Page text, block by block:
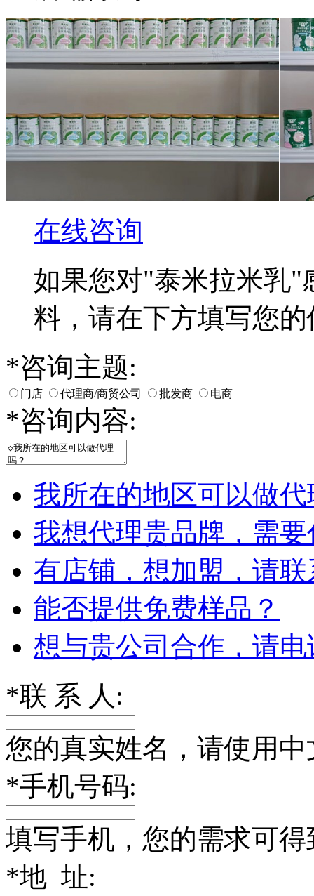
在线咨询
如果您对"泰米拉米乳"
料，请在下方填写您
*咨询主题:
门店 代理商/商贸公司 批发商 电商
*咨询内容:
我所在的地区可以做
我想代理贵品牌，需
有店铺，想加盟，请
能否提供免费样品？
想与贵公司合作，请
*联 系 人:
您的真实姓名，请使用中
*手机号码:
填写手机，您的需求可
*地 址: